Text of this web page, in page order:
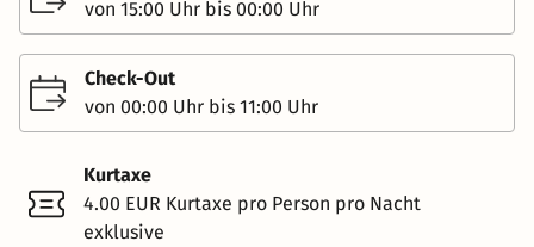
von 15:00 Uhr bis 00:00 Uhr
Check-Out
von 00:00 Uhr bis 11:00 Uhr
Kurtaxe
4.00 EUR Kurtaxe pro Person pro Nacht
exklusive